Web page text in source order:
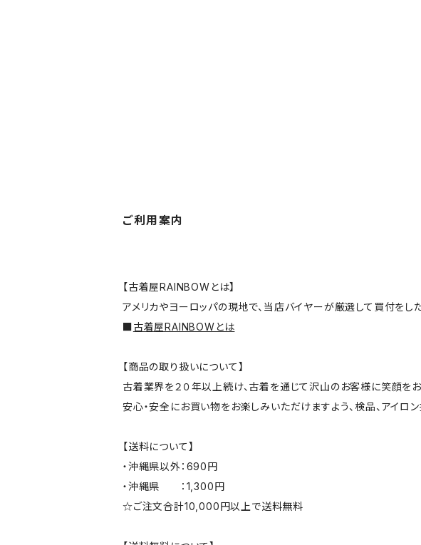
ご利用案内
【古着屋RAINBOWとは】
アメリカやヨーロッパの現地で、当店バイヤーが厳選して買付をし
■古着屋RAINBOWとは
【商品の取り扱いについて】
古着業界を２０年以上続け、古着を通じて沢山のお客様に笑顔をお
安心・安全にお買い物をお楽しみいただけますよう、検品、アイロ
【送料について】
・沖縄県以外：690円
・沖縄県 ：1,300円
☆ご注文合計10,000円以上で送料無料